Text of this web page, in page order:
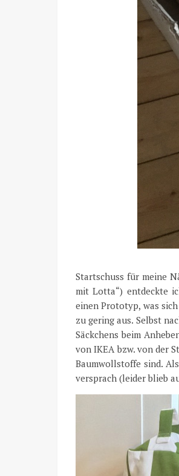
Startschuss für meine
mit Lotta“) entdeckte
einen Prototyp, was
zu gering aus. Selbst
Säckchens beim
von IKEA bzw. von der
Baumwollstoffe sind.
versprach (leider blieb